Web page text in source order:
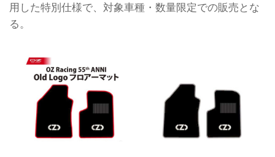
用した特別仕様で、対象車種・数量限定での販売とな
る。